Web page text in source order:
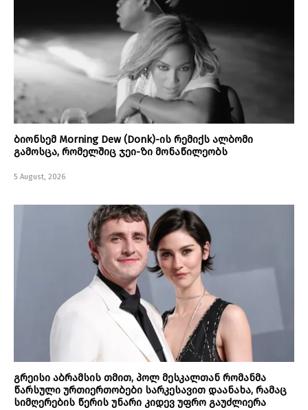
ბიონსემ Morning Dew (Donk)-ის რემიქს ალბომი
გამოსცა, რომელშიც ჯეი-ზი მონაწილეობს
5 August, 2026
გრეისი აბრამსის თმით, პოლ მესკალთან რომანმა
წარსული ურთიერთობები სარკესავით დაანახა, რამაც
სიმღერების წერის უნარი კიდევ უფრო გაუძლიერა